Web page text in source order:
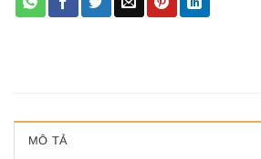
MÔ TẢ